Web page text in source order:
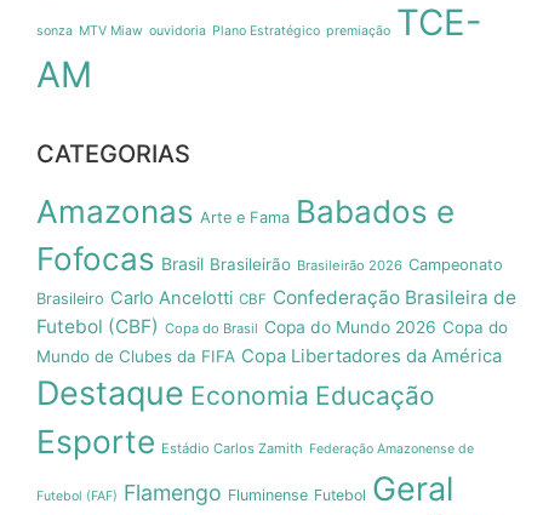
sonza MTV Miaw ouvidoria Plano Estratégico premiação TCE-
AM
CATEGORIAS
Amazonas Arte e Fama Babados e
Fofocas Brasil Brasileirão Brasileirão 2026 Campeonato
Brasileiro Carlo Ancelotti CBF Confederação Brasileira de
Futebol (CBF) Copa do Brasil Copa do Mundo 2026 Copa do
Mundo de Clubes da FIFA Copa Libertadores da América
Destaque Economia Educação
Esporte Estádio Carlos Zamith Federação Amazonense de
Futebol (FAF) Flamengo Fluminense Futebol Geral